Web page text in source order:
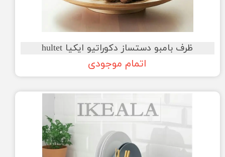
ظرف بامبو دستساز دکوراتیو ایکیا hultet
اتمام موجودی